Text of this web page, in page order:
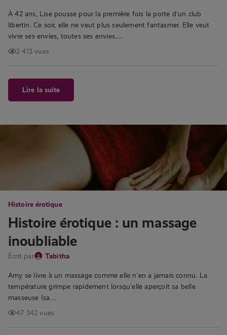
À 42 ans, Lise pousse pour la première fois la porte d’un club
libertin. Ce soir, elle ne veut plus seulement fantasmer. Elle veut
vivre ses envies, toutes ses envies….
2 413 vues
Lire la suite
Histoire érotique
Histoire érotique : un massage
inoubliable
Écrit par Tabitha
Amy se livre à un massage comme elle n’en a jamais connu. La
température grimpe rapidement lorsqu’elle aperçoit sa belle
masseuse Isa…
47 342 vues